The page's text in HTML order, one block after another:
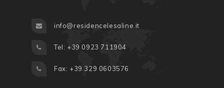
info@residencelesaline.it
Tel: +39 0923 711904
Fax: +39 329 0603576